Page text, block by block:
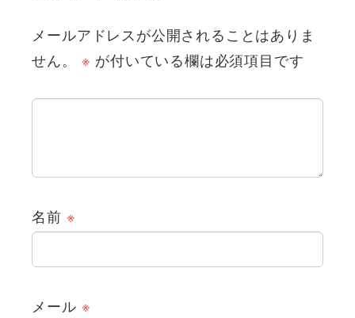
メールアドレスが公開されることはありま
せん。
※ が付いている欄は必須項目です
名前 ※
メール ※